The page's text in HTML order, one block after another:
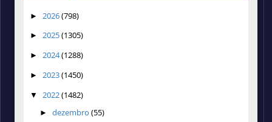
► 2026(798)
► 2025(1305)
► 2024(1288)
► 2023(1450)
▼ 2022(1482)
► dezembro (55)